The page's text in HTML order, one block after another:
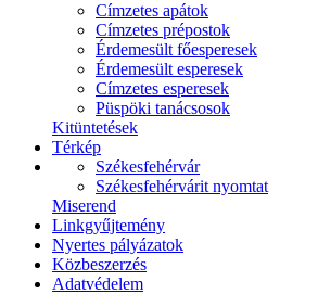
Címzetes apátok
Címzetes prépostok
Érdemesült főesperesek
Érdemesült esperesek
Címzetes esperesek
Püspöki tanácsosok
Kitüntetések
Térkép
Székesfehérvár
Székesfehérvárit nyomtat
Miserend
Linkgyűjtemény
Nyertes pályázatok
Közbeszerzés
Adatvédelem